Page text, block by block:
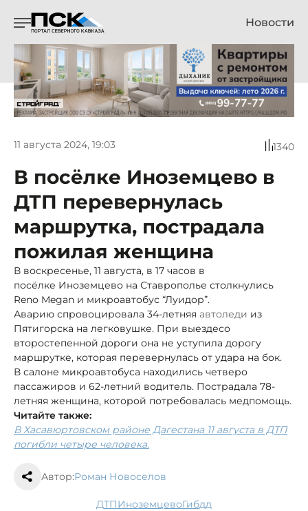
Новости
11 августа 2024, 19:03 1340
В посёлке Иноземцево в
ДТП перевернулась
маршрутка, пострадала
пожилая женщина
В воскресенье, 11 августа, в 17 часов в
посёлке Иноземцево на Ставрополье столкнулись
Reno Megan и микроавтобус “Луидор”.
Аварию спровоцировала 34-летняя автоледи из
Пятигорска на легковушке. При выездесо
второстепенной дороги она не уступила дорогу
маршрутке, которая перевернулась от удара на бок.
В салоне микроавтобуса находились четверо
пассажиров и 62-летний водитель. Пострадала 78-
летняя женщина, которой потребовалась медпомощь.
Читайте также:
В Хасавюртовском районе Дагестана 11 августа в ДТП
погибли четыре человека.
Автор:Роман Новоселов
ДТП Иноземцево гибдд